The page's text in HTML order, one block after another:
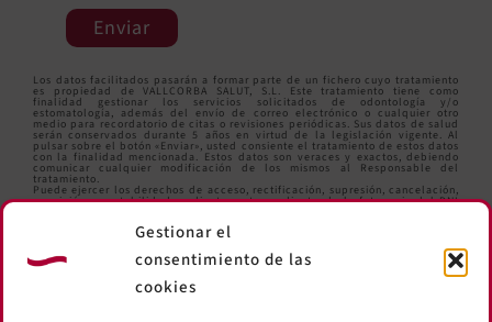
Gestionar el
consentimiento de las
cookies
Enviar
Los datos facilitados pasarán a formar parte de un fichero cuyo tratamiento
es propiedad de VALLCORBA SALUT, S.L. Este tratamiento tiene como
finalidad gestionar los servicios solicitados de odontología y/o
estomatología, además del envío de correo electrónico o cualquier otro
medio para recordatorio de citas o revisiones periódicas. Sus datos de salud
serán conservados durante 5 años en virtud de la legislación vigente. Al
pulsar sobre el botón «Enviar», usted consiente el tratamiento de estos datos
con la finalidad mencionada. Estos datos son veraces y exactos, debiendo
comunicar cualquier modificación de los mismos al Responsable del
tratamiento.
Puede ejercer los derechos de acceso, rectificación, supresión, cancelación,
oposición y portabilidad mediante carta y adjuntando la fotocopia del DNI
enviando un correo electrónico a informacio@clinicavallcorba.com